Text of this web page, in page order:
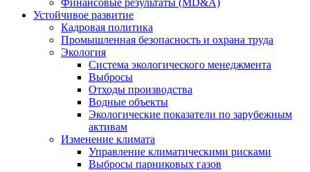
Финансовые результаты (MD&A)
Устойчивое развитие
Кадровая политика
Промышленная безопасность и охрана труда
Экология
Система экологического менеджмента
Выбросы
Отходы производства
Водные объекты
Экологические показатели по зарубежным
активам
Изменение климата
Управление климатическими рисками
Выбросы парниковых газов